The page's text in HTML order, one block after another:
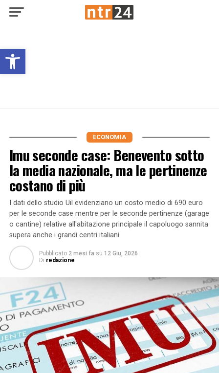
Open toolbar
ECONOMIA
Imu seconde case: Benevento sotto
la media nazionale, ma le pertinenze
costano di più
I dati dello studio Uil evidenziano un costo medio di 690 euro
per le seconde case mentre per le seconde pertinenze (garage
o cantine) relative all'abitazione principale il capoluogo sannita
supera anche i grandi centri italiani.
Pubblicato 2 mesi fa su 12 Giu, 2026
Di redazione